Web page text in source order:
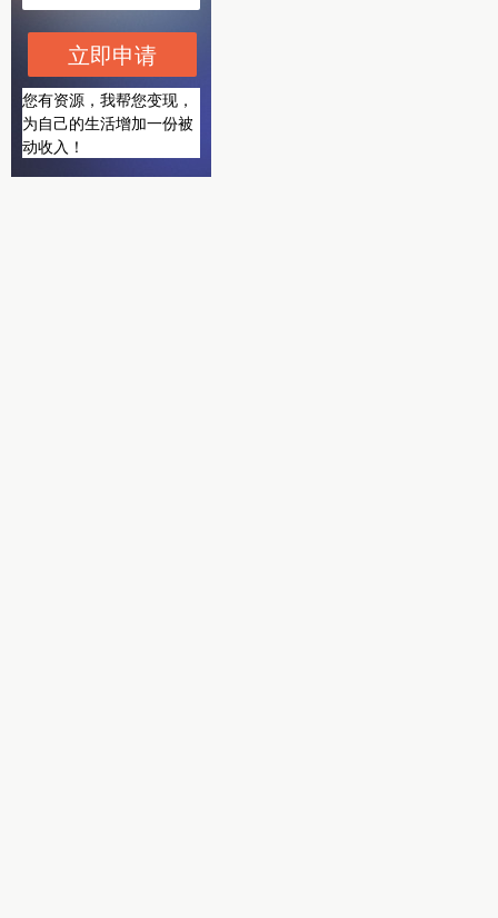
立即申请
您有资源，我帮您变现，
为自己的生活增加一份被
动收入！